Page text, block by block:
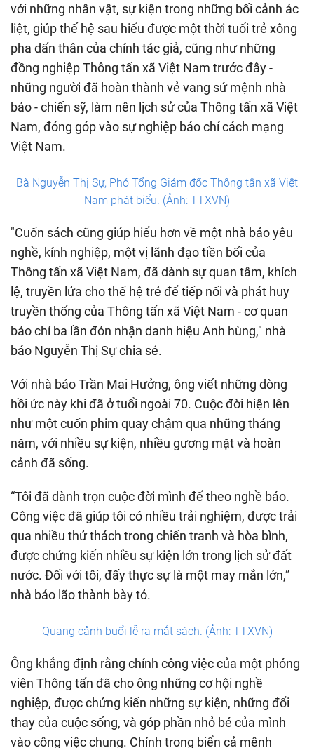
với những nhân vật, sự kiện trong những bối cảnh ác
liệt, giúp thế hệ sau hiểu được một thời tuổi trẻ xông
pha dấn thân của chính tác giả, cũng như những
đồng nghiệp Thông tấn xã Việt Nam trước đây -
những người đã hoàn thành vẻ vang sứ mệnh nhà
báo - chiến sỹ, làm nên lịch sử của Thông tấn xã Việt
Nam, đóng góp vào sự nghiệp báo chí cách mạng
Việt Nam.
Bà Nguyễn Thị Sự, Phó Tổng Giám đốc Thông tấn xã Việt
Nam phát biểu. (Ảnh: TTXVN)
"Cuốn sách cũng giúp hiểu hơn về một nhà báo yêu
nghề, kính nghiệp, một vị lãnh đạo tiền bối của
Thông tấn xã Việt Nam, đã dành sự quan tâm, khích
lệ, truyền lửa cho thế hệ trẻ để tiếp nối và phát huy
truyền thống của Thông tấn xã Việt Nam - cơ quan
báo chí ba lần đón nhận danh hiệu Anh hùng," nhà
báo Nguyễn Thị Sự chia sẻ.
Với nhà báo Trần Mai Hưởng, ông viết những dòng
hồi ức này khi đã ở tuổi ngoài 70. Cuộc đời hiện lên
như một cuốn phim quay chậm qua những tháng
năm, với nhiều sự kiện, nhiều gương mặt và hoàn
cảnh đã sống.
“Tôi đã dành trọn cuộc đời mình để theo nghề báo.
Công việc đã giúp tôi có nhiều trải nghiệm, được trải
qua nhiều thử thách trong chiến tranh và hòa bình,
được chứng kiến nhiều sự kiện lớn trong lịch sử đất
nước. Đối với tôi, đấy thực sự là một may mắn lớn,”
nhà báo lão thành bày tỏ.
Quang cảnh buổi lễ ra mắt sách. (Ảnh: TTXVN)
Ông khẳng định rằng chính công việc của một phóng
viên Thông tấn đã cho ông những cơ hội nghề
nghiệp, được chứng kiến những sự kiện, những đổi
thay của cuộc sống, và góp phần nhỏ bé của mình
vào công việc chung. Chính trong biển cả mênh